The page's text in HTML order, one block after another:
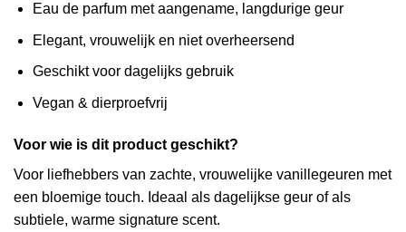
Eau de parfum met aangename, langdurige geur
Elegant, vrouwelijk en niet overheersend
Geschikt voor dagelijks gebruik
Vegan & dierproefvrij
Voor wie is dit product geschikt?
Voor liefhebbers van zachte, vrouwelijke vanillegeuren met
een bloemige touch. Ideaal als dagelijkse geur of als
subtiele, warme signature scent.